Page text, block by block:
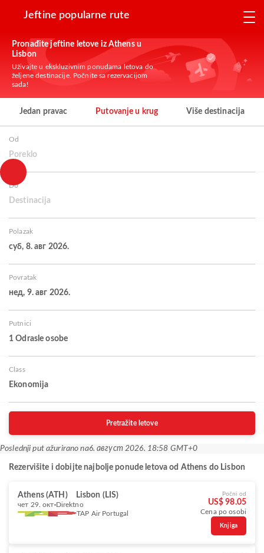
Jeftine popularne rute
Pronađite jeftine letove iz Athens u
Lisbon
Uživajte u ekskluzivnim ponudama letova do
željene destinacije. Počnite sa rezervacijom
sada!
Jedan pravac Putovanje u krug Više destinacija
Od
Poreklo
Do
Destinacija
Polazak
суб, 8. авг 2026.
Povratak
нед, 9. авг 2026.
Putnici
1 Odrasle osobe
Class
Ekonomija
Pretražite letove
Poslednji put ažurirano na6. август 2026. 18:58 GMT+0
Rezervišite i dobijte najbolje ponude letova od Athens do Lisbon
Athens (ATH) Lisbon (LIS)
чет 29. окт Direktno
TAP Air Portugal
Počni od
US$ 98.05
Cena po osobi
Knjiga